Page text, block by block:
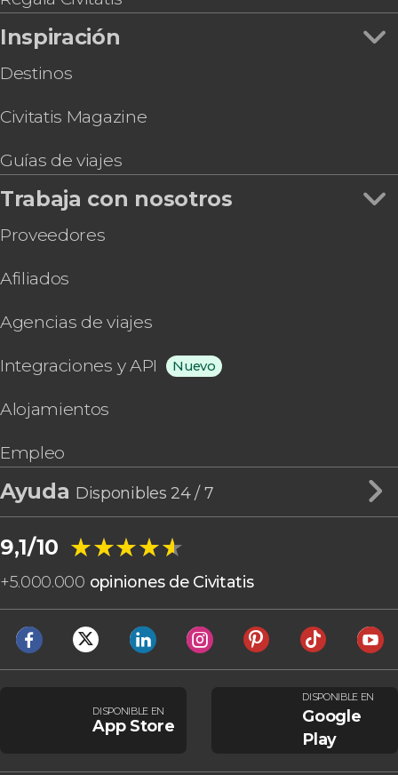
Inspiración
Destinos
Civitatis Magazine
Guías de viajes
Trabaja con nosotros
Proveedores
Afiliados
Agencias de viajes
Integraciones y API Nuevo
Alojamientos
Empleo
Ayuda Disponibles 24 / 7
9,1/10 ★★★★★
★★★★★
+5.000.000 opiniones de Civitatis
DISPONIBLE EN
App Store
DISPONIBLE EN
Google
Play